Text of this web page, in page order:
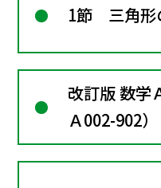
1節 三角形
改訂版 数
Ａ002-902）